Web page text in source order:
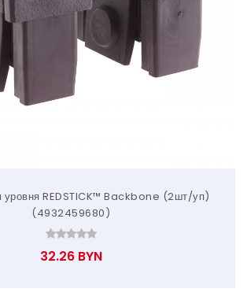
уровня REDSTICK™ Backbone (2шт/уп)
(4932459680)
32.26 BYN